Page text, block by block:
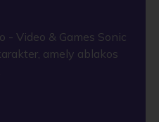
- Video & Games Sonic
amely ablakos